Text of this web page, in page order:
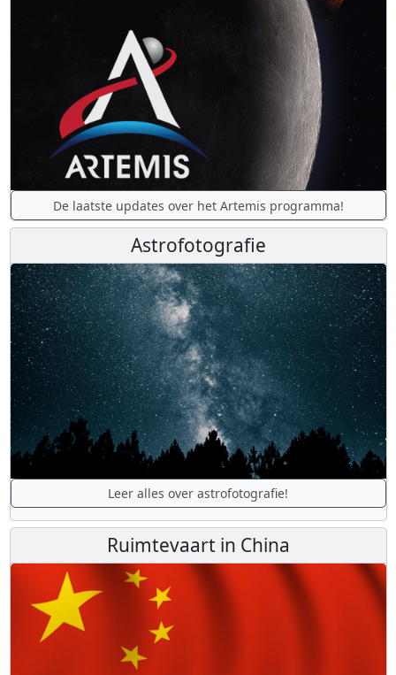
De laatste updates over het Artemis programma!
Astrofotografie
Leer alles over astrofotografie!
Ruimtevaart in China